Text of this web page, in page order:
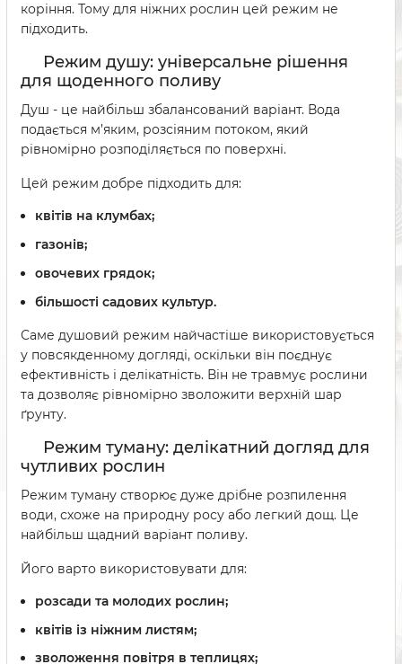
коріння. Тому для ніжних рослин цей режим не
підходить.
Режим душу: універсальне рішення
для щоденного поливу
Душ - це найбільш збалансований варіант. Вода
подається м’яким, розсіяним потоком, який
рівномірно розподіляється по поверхні.
Цей режим добре підходить для:
квітів на клумбах;
газонів;
овочевих грядок;
більшості садових культур.
Саме душовий режим найчастіше використовується
у повсякденному догляді, оскільки він поєднує
ефективність і делікатність. Він не травмує рослини
та дозволяє рівномірно зволожити верхній шар
ґрунту.
Режим туману: делікатний догляд для
чутливих рослин
Режим туману створює дуже дрібне розпилення
води, схоже на природну росу або легкий дощ. Це
найбільш щадний варіант поливу.
Його варто використовувати для:
розсади та молодих рослин;
квітів із ніжним листям;
зволоження повітря в теплицях;